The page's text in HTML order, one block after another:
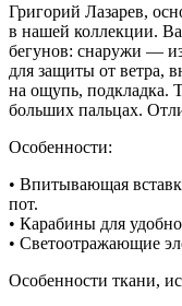
Григорий Лазарев,
в нашей коллекции.
бегунов: снаружи —
для защиты от ветра,
на ощупь, подкладка.
больших пальцах.
Особенности:
• Впитывающая
пот.
• Карабины для
• Светоотражающие
Особенности ткани,